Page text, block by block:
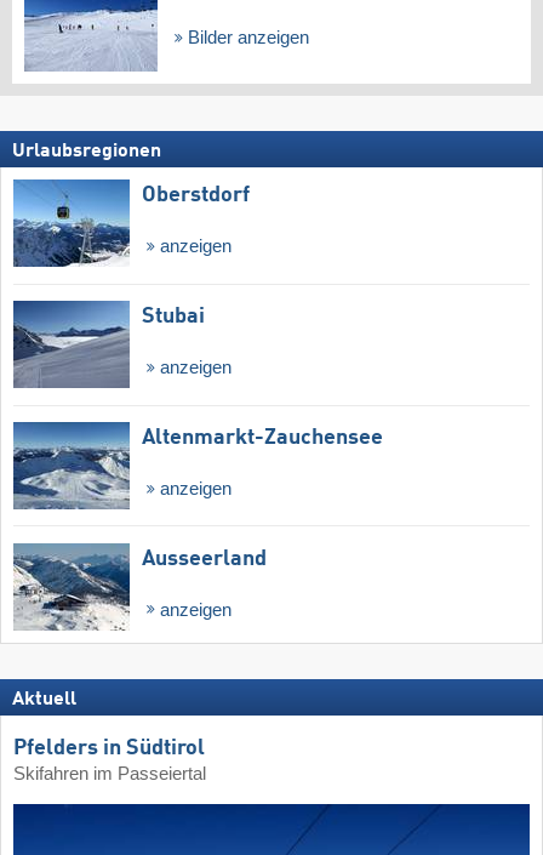
Bilder anzeigen
Urlaubsregionen
Oberstdorf
anzeigen
Stubai
anzeigen
Altenmarkt-Zauchensee
anzeigen
Ausseerland
anzeigen
Aktuell
Pfelders in Südtirol
Skifahren im Passeiertal